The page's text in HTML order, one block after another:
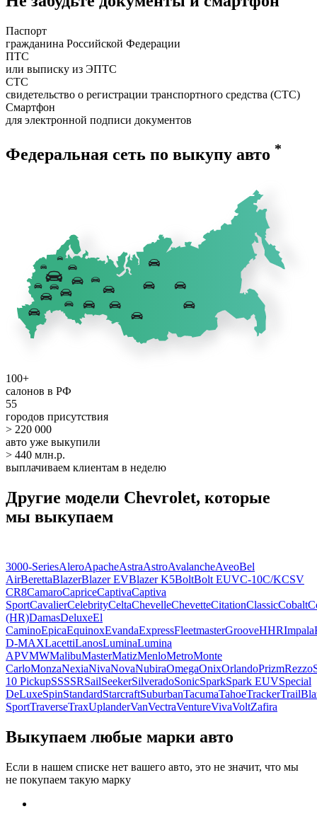
Паспорт
гражданина Российской Федерации
ПТС
или выписку из ЭПТС
СТС
свидетельство о регистрации транспортного средства (СТС)
Смартфон
для электронной подписи документов
Федеральная сеть по выкупу авто *
100+
салонов в РФ
55
городов присутствия
> 220 000
авто уже выкупили
> 440 млн.р.
выплачиваем клиентам в неделю
Другие модели Chevrolet, которые
мы выкупаем
3000-SeriesAleroApacheAstraAstroAvalancheAveoBel
AirBerettaBlazerBlazer EVBlazer K5BoltBolt EUVC-10C/KCSV
CR8CamaroCapriceCaptivaCaptiva
SportCavalierCelebrityCeltaChevelleChevetteCitationClassicCobalt
(HR)DamasDeluxeEl
CaminoEpicaEquinoxEvandaExpressFleetmasterGrooveHHRImpala
D-MAXLacettiLanosLuminaLumina
APVMWMalibuMasterMatizMenloMetroMonte
CarloMonzaNexiaNivaNovaNubiraOmegaOnixOrlandoPrizmRezzo
10 PickupSSSSRSailSeekerSilveradoSonicSparkSpark EUVSpecial
DeLuxeSpinStandardStarcraftSuburbanTacumaTahoeTracker
SportTraverseTraxUplanderVanVectraVentureVivaVoltZafira
Выкупаем любые марки авто
Если в нашем списке нет вашего авто, это не значит, что мы
не покупаем такую марку